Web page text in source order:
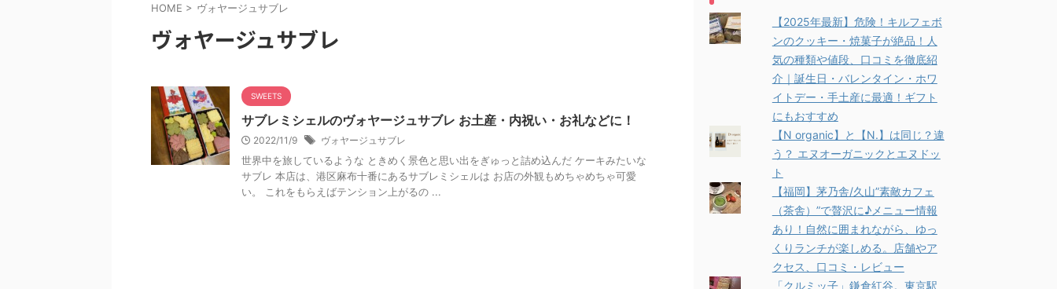
HOME > ヴォヤージュサブレ
ヴォヤージュサブレ
SWEETS
サブレミシェルのヴォヤージュサブレ お土産・内祝い・お礼などに！
2022/11/9 ヴォヤージュサブレ
世界中を旅しているような ときめく景色と思い出をぎゅっと詰め込んだ ケーキみたいな
サブレ 本店は、港区麻布十番にあるサブレミシェルは お店の外観もめちゃめちゃ可愛
い。 これをもらえばテンション上がるの ...
【2025年最新】危険！キルフェボ
ンのクッキー・焼菓子が絶品！人
気の種類や値段、口コミを徹底紹
介｜誕生日・バレンタイン・ホワ
イトデー・手土産に最適！ギフト
にもおすすめ
【N organic】と【N.】は同じ？違
う？ エヌオーガニックとエヌドッ
ト
【福岡】茅乃舎/久山”素敵カフェ
（茶舎）”で贅沢に♪メニュー情報
あり！自然に囲まれながら、ゆっ
くりランチが楽しめる。店舗やア
クセス、口コミ・レビュー
「クルミッ子」鎌倉紅谷。東京駅